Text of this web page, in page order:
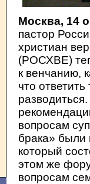
Москва, 14
пастор
христиан
(РОСХВЕ)
к венчанию,
что
вопросам
брака»
который
этом же
вопросам